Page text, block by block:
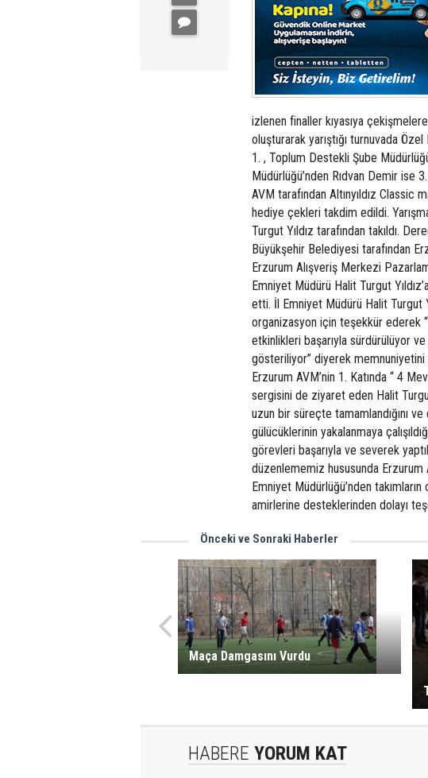
izlenen finaller kıyasıya
oluşturarak yarıştığı turnuvada
1. , Toplum Destekli Şube
Müdürlüğü’nden Rıdvan Demir ise
AVM tarafından Altınyıldız
hediye çekleri takdim edildi.
Turgut Yıldız tarafından takıldı.
Büyükşehir Belediyesi tarafından
Erzurum Alışveriş Merkezi
Emniyet Müdürü Halit Turgut
etti. İl Emniyet Müdürü Halit Turgut
organizasyon için teşekkür ederek
etkinlikleri başarıyla sürdürülüyor
gösteriliyor” diyerek
Erzurum AVM’nin 1. Katında “ 4
sergisini de ziyaret eden Halit
uzun bir süreçte tamamlandığını
gülücüklerinin yakalanmaya
görevleri başarıyla ve severek
düzenlememiz hususunda
Emniyet Müdürlüğü’nden
amirlerine desteklerinden dolayı
Önceki ve Sonraki Haberler
Maça Damgasını Vurdu
HABERE YORUM KAT